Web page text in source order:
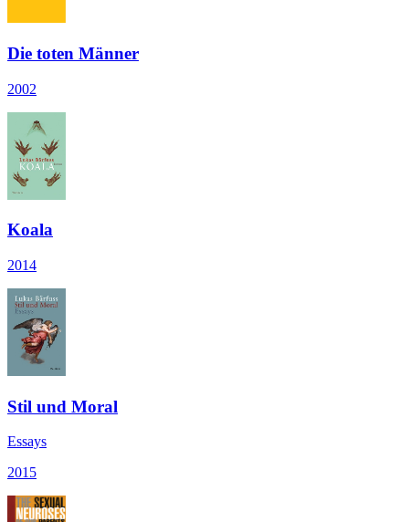
Die toten Männer
2002
Koala
2014
Stil und Moral
Essays
2015